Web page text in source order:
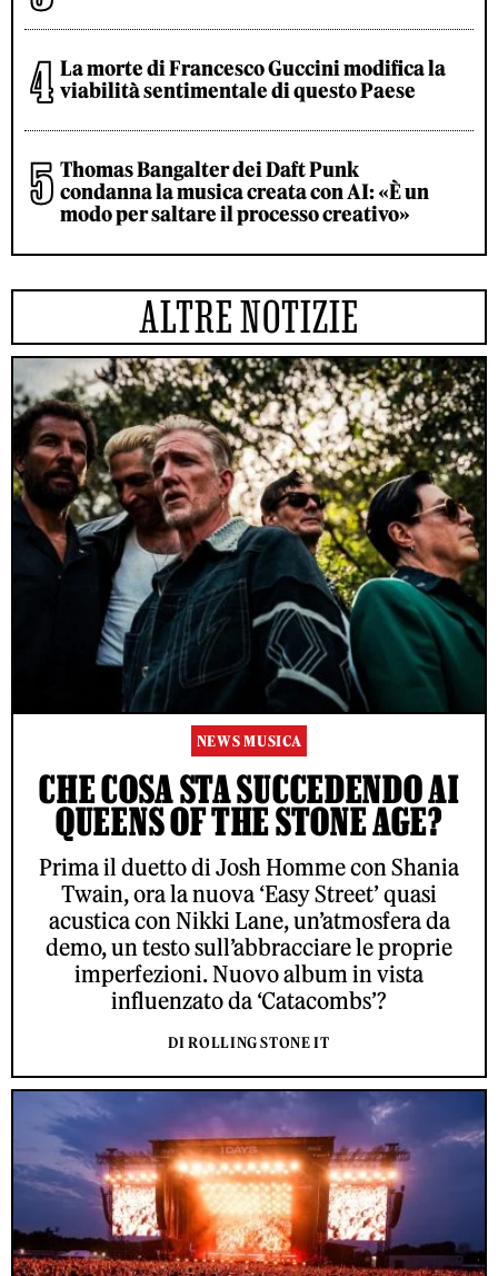
La morte di Francesco Guccini modifica la
viabilità sentimentale di questo Paese
Thomas Bangalter dei Daft Punk
condanna la musica creata con AI: «È un
modo per saltare il processo creativo»
ALTRE NOTIZIE
NEWS MUSICA
CHE COSA STA SUCCEDENDO AI
QUEENS OF THE STONE AGE?
Prima il duetto di Josh Homme con Shania
Twain, ora la nuova ‘Easy Street’ quasi
acustica con Nikki Lane, un’atmosfera da
demo, un testo sull’abbracciare le proprie
imperfezioni. Nuovo album in vista
influenzato da ‘Catacombs’?
DI ROLLING STONE IT